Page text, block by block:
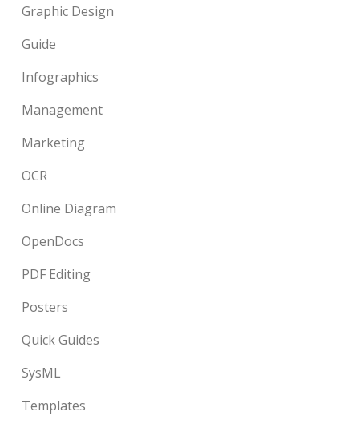
Graphic Design
Guide
Infographics
Management
Marketing
OCR
Online Diagram
OpenDocs
PDF Editing
Posters
Quick Guides
SysML
Templates